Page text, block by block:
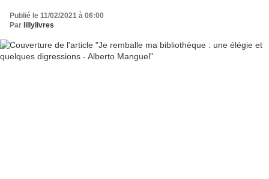
Publié le 11/02/2021 à 06:00
Par lillylivres